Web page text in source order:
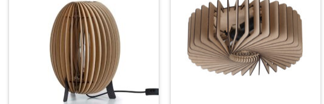
aan
verlanglijst